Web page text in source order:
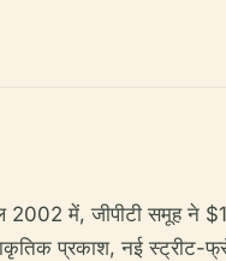
में, जीपीटी समूह ने
प्रकाश, नई स्ट्रीट-